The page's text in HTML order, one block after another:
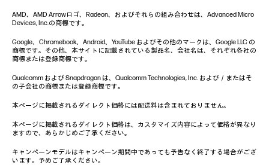
AMD、AMD Arrowロゴ、Radeon、およびそれらの組み合わせは、Advanced Micro
Devices, Inc.の商標です。
Google、Chromebook、Android、YouTube およびその他のマークは、Google LLC の
商標です。その他、本サイトに記載されている製品名、会社名は、それぞれ各社の
商標または登録商標です。
Qualcomm および Snapdragon は、Qualcomm Technologies, Inc. および／またはそ
の子会社の商標または登録商標です。
本ページに掲載されるダイレクト価格には配送料は含まれておりません。
本ページに掲載されるダイレクト価格は、カスタマイズ内容によって価格が異なり
ますので、あらかじめご了承ください。
キャンペーンモデルはキャンペーン期間中であっても予告なく終了する場合がござ
います。予めご了承ください。